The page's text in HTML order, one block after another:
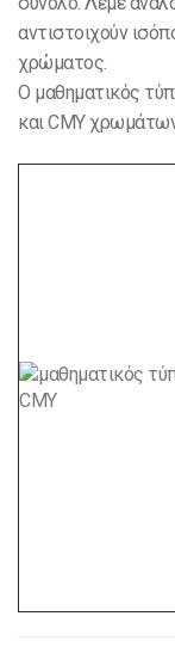
αντιστοιχούν
χρώματος.
Ο μαθηματικός
και CMY